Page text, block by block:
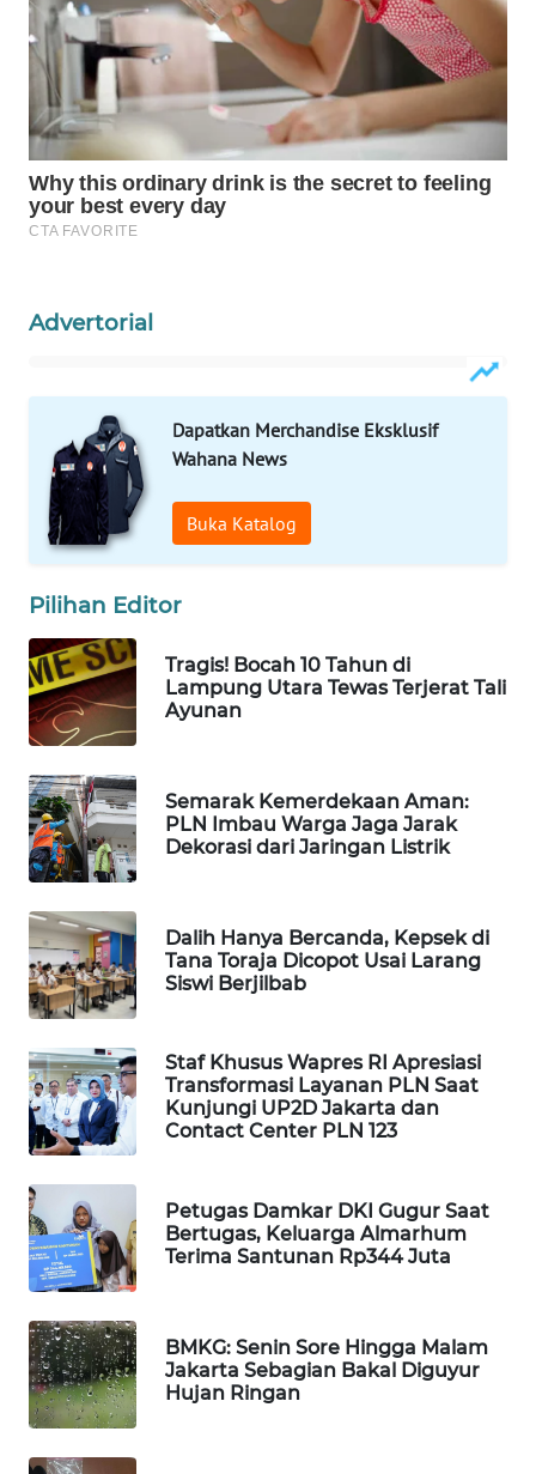
Advertorial
Dapatkan Merchandise Eksklusif
Wahana News
Buka Katalog
Pilihan Editor
Tragis! Bocah 10 Tahun di
Lampung Utara Tewas Terjerat Tali
Ayunan
Semarak Kemerdekaan Aman:
PLN Imbau Warga Jaga Jarak
Dekorasi dari Jaringan Listrik
Dalih Hanya Bercanda, Kepsek di
Tana Toraja Dicopot Usai Larang
Siswi Berjilbab
Staf Khusus Wapres RI Apresiasi
Transformasi Layanan PLN Saat
Kunjungi UP2D Jakarta dan
Contact Center PLN 123
Petugas Damkar DKI Gugur Saat
Bertugas, Keluarga Almarhum
Terima Santunan Rp344 Juta
BMKG: Senin Sore Hingga Malam
Jakarta Sebagian Bakal Diguyur
Hujan Ringan
NEWS
WAHANA
TANI
WAHANA
ADVOKAT
WAHANA
LISTRIK
WAHANA
TRAVEL
WAHANA
TV
WAHANANEWS
WAHANANEWS
CO ID
WAHANANEWS
WAHANA
SPORT
WAHANA
UMKM
WAHANA
WAHANA
PERSONA
WAHANA
OTOMOTIF
WAHANA
HEALTH